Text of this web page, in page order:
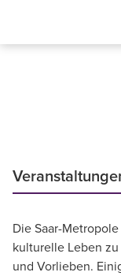
Die Saar-
kulturelle Leben
und Vorlieben.